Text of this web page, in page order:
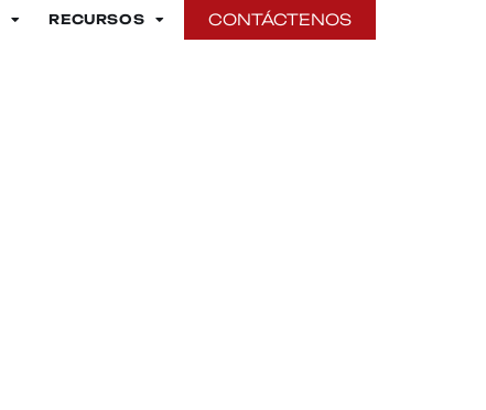
RECURSOS CONTÁCTENOS